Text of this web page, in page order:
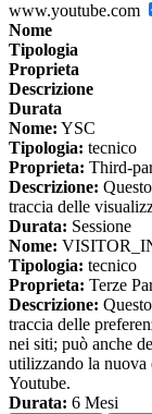
www.youtube.com
Nome
Tipologia
Proprieta
Descrizione
Durata
Nome: YSC
Tipologia: tecnico
Proprieta: Third-
Descrizione:
traccia delle
Durata: Sessione
Nome:
Tipologia: tecnico
Proprieta: Terze
Descrizione:
traccia delle
nei siti; può anche
utilizzando la nuova
Youtube.
Durata: 6 Mesi